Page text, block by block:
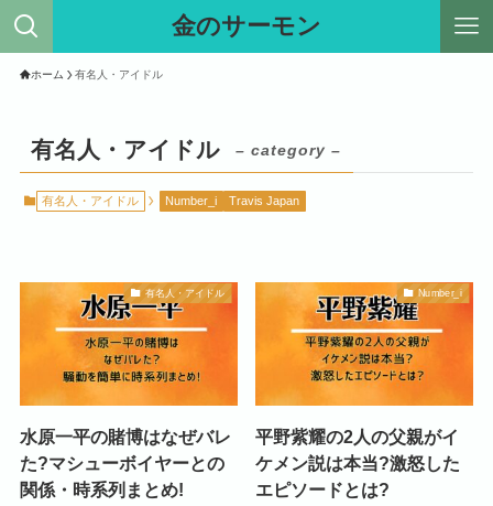
金のサーモン
ホーム 有名人・アイドル
有名人・アイドル – category –
有名人・アイドル Number_i Travis Japan
有名人・アイドル
水原一平の賭博はなぜバレ
た?マシューボイヤーとの
関係・時系列まとめ!
Number_i
平野紫耀の2人の父親がイ
ケメン説は本当?激怒した
エピソードとは?